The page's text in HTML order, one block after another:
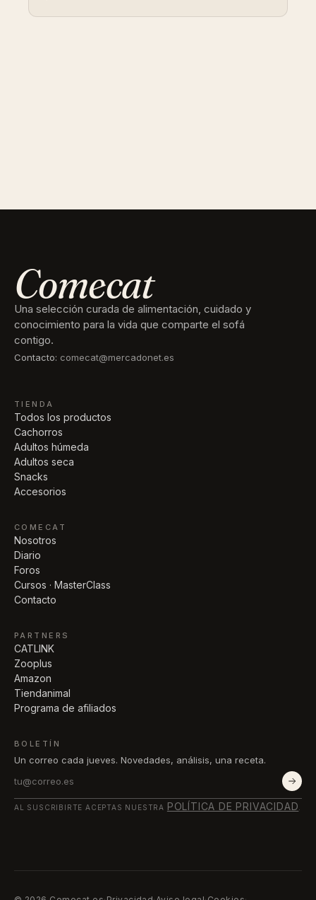
Comecat
Una selección curada de alimentación, cuidado y
conocimiento para la vida que comparte el sofá
contigo.
Contacto: comecat@mercadonet.es
TIENDA
Todos los productos
Cachorros
Adultos húmeda
Adultos seca
Snacks
Accesorios
COMECAT
Nosotros
Diario
Foros
Cursos · MasterClass
Contacto
PARTNERS
CATLINK
Zooplus
Amazon
Tiendanimal
Programa de afiliados
BOLETÍN
Un correo cada jueves. Novedades, análisis, una receta.
AL SUSCRIBIRTE ACEPTAS NUESTRA POLÍTICA DE PRIVACIDAD